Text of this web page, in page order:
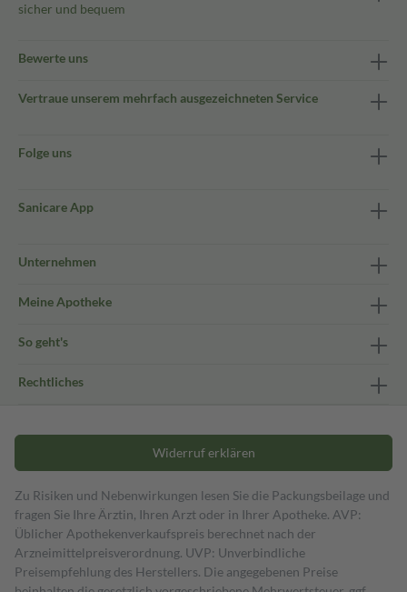
sicher und bequem
Bewerte uns
Vertraue unserem mehrfach ausgezeichneten Service
Folge uns
Sanicare App
Unternehmen
Meine Apotheke
So geht's
Rechtliches
Widerruf erklären
Zu Risiken und Nebenwirkungen lesen Sie die Packungsbeilage und
fragen Sie Ihre Ärztin, Ihren Arzt oder in Ihrer Apotheke. AVP:
Üblicher Apothekenverkaufspreis berechnet nach der
Arzneimittelpreisverordnung. UVP: Unverbindliche
Preisempfehlung des Herstellers. Die angegebenen Preise